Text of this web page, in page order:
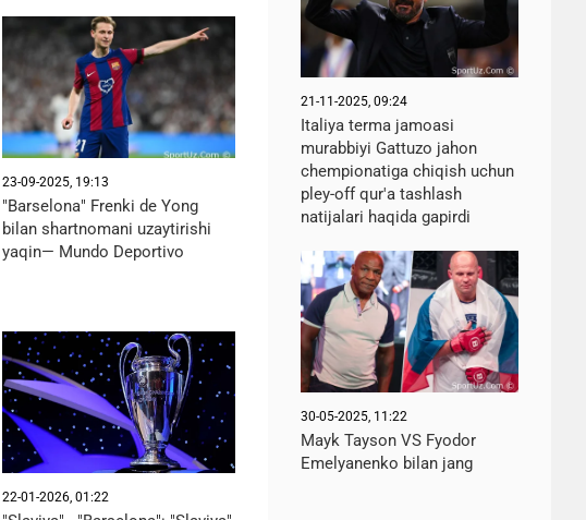
23-09-2025, 19:13
"Barselona" Frenki de Yong
bilan shartnomani uzaytirishi
yaqin— Mundo Deportivo
22-01-2026, 01:22
21-11-2025, 09:24
Italiya terma jamoasi
murabbiyi Gattuzo jahon
chempionatiga chiqish uchun
pley-off qur'a tashlash
natijalari haqida gapirdi
30-05-2025, 11:22
Mayk Tayson VS Fyodor
Emelyanenko bilan jang